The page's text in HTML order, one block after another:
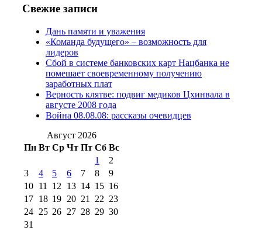
июля 2017 г
2012 г(15)№97 30 июля 2015 г
(15)№98 1 августа 2015 г
августа 2016 г(10)№98 5 июля 2014 г(10)
№98 8 августа 2013 г
августа 2012 г(14)
2017 г(9)
№99 4 августа
2016 г(12) №99 8 июля 2014 г
августа 2012 г(11)
августа 2013 г
(12)
Свежие записи
Дань памяти и уважения
«Команда будущего» – возможность для
лидеров
Сбой в системе банковских карт Нацбанка не
помешает своевременному получению
заработных плат
Верность клятве: подвиг медиков Цхинвала в
августе 2008 года
Война 08.08.08: рассказы очевидцев
Август 2026
Пн Вт Ср Чт Пт Сб Вс
1
2
3
4 5 6 7 8
9
10 11 12 13 14 15 16
17 18 19 20 21 22 23
24 25 26 27 28 29 30
31